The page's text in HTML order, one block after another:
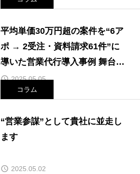
平均単価30万円超の案件を“6ア
ポ → 2受注・資料請求61件”に
導いた営業代行導入事例 舞台裏
レポート
2025.05.05
コラム
“営業参謀”として貴社に並走し
ます
2025.05.02